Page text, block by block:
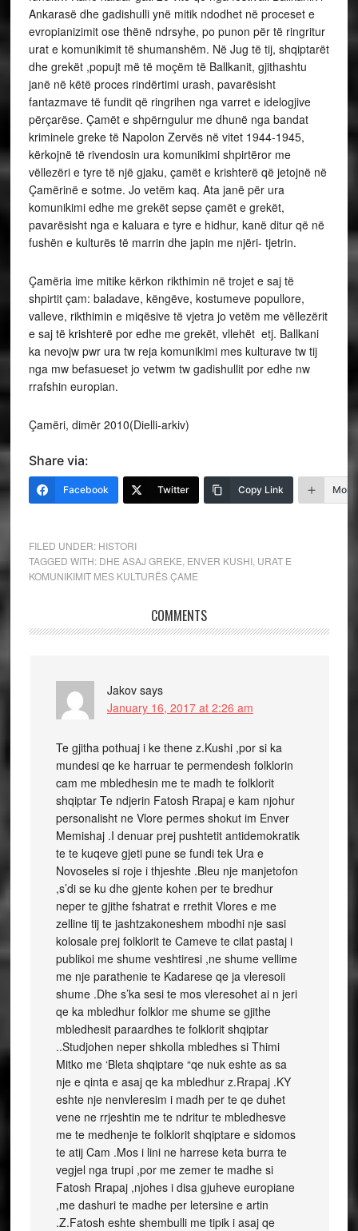
Ankarasë dhe gadishulli ynë mitik ndodhet në proceset e
evropianizimit ose thënë ndrsyhe, po punon për të ringritur
urat e komunikimit të shumanshëm. Në Jug të tij, shqiptarët
dhe grekët ,popujt më të moçëm të Ballkanit, gjithashtu
janë në këtë proces rindërtimi urash, pavarësisht
fantazmave të fundit që ringrihen nga varret e idelogjive
përçarëse. Çamët e shpërngulur me dhunë nga bandat
kriminele greke të Napolon Zervës në vitet 1944-1945,
kërkojnë të rivendosin ura komunikimi shpirtëror me
vëllezëri e tyre të një gjaku, çamët e krishterë që jetojnë në
Çamërinë e sotme. Jo vetëm kaq. Ata janë për ura
komunikimi edhe me grekët sepse çamët e grekët,
pavarësisht nga e kaluara e tyre e hidhur, kanë ditur që në
fushën e kulturës të marrin dhe japin me njëri- tjetrin.
Çamëria ime mitike kërkon rikthimin në trojet e saj të
shpirtit çam: baladave, këngëve, kostumeve popullore,
valleve, rikthimin e miqësive të vjetra jo vetëm me vëllezërit
e saj të krishterë por edhe me grekët, vllehët etj. Ballkani
ka nevojw pwr ura tw reja komunikimi mes kulturave tw tij
nga mw befasueset jo vetwm tw gadishullit por edhe nw
rrafshin europian.
Çamëri, dimër 2010(Dielli-arkiv)
Share via:
Facebook Twitter Copy Link More
FILED UNDER: HISTORI
TAGGED WITH: DHE ASAJ GREKE ENVER KUSHI, URAT E
KOMUNIKIMIT MES KULTURËS ÇAME
COMMENTS
Jakov says
January 16, 2017 at 2:26 am
Te gjitha pothuaj i ke thene z.Kushi ,por si ka
mundesi qe ke harruar te permendesh folklorin
cam me mbledhesin me te madh te folklorit
shqiptar Te ndjerin Fatosh Rrapaj e kam njohur
personalisht ne Vlore permes shokut im Enver
Memishaj .I denuar prej pushtetit antidemokratik
te te kuqeve gjeti pune se fundi tek Ura e
Novoseles si roje i thjeshte .Bleu nje manjetofon
,s’di se ku dhe gjente kohen per te bredhur
neper te gjithe fshatrat e rrethit Vlores e me
zelline tij te jashtzakoneshem mbodhi nje sasi
kolosale prej folklorit te Cameve te cilat pastaj i
publikoi me shume veshtiresi ,ne shume vellime
me nje parathenie te Kadarese qe ja vleresoii
shume .Dhe s’ka sesi te mos vleresohet ai n jeri
qe ka mbledhur folklor me shume se gjithe
mbledhesit paraardhes te folklorit shqiptar
..Studjohen neper shkolla mbledhes si Thimi
Mitko me ‘Bleta shqiptare “qe nuk eshte as sa
nje e qinta e asaj qe ka mbledhur z.Rrapaj .KY
eshte nje nenvleresim i madh per te qe duhet
vene ne rrjeshtin me te ndritur te mbledhesve
me te medhenje te folklorit shqiptare e sidomos
te atij Cam .Mos i lini ne harrese keta burra te
vegjel nga trupi ,por me zemer te madhe si
Fatosh Rrapaj ,njohes i disa gjuheve europiane
,me dashuri te madhe per letersine e artin
.Z.Fatosh eshte shembulli me tipik i asaj qe